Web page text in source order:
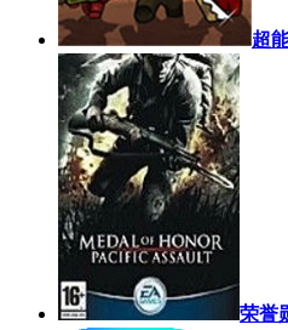
超
荣誉